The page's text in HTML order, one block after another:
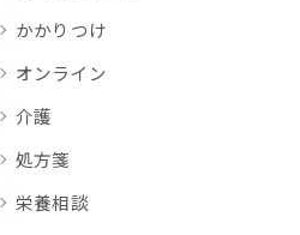
かかりつけ
オンライン
介護
処方箋
栄養相談